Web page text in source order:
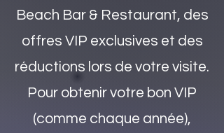
Beach Bar & Restaurant, des
offres VIP exclusives et des
réductions lors de votre visite.
Pour obtenir votre bon VIP
(comme chaque année),